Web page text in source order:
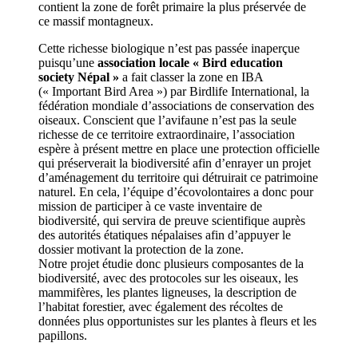
contient la zone de forêt primaire la plus préservée de
ce massif montagneux.
Cette richesse biologique n’est pas passée inaperçue
puisqu’une association locale « Bird education
society Népal » a fait classer la zone en IBA
(« Important Bird Area ») par Birdlife International, la
fédération mondiale d’associations de conservation des
oiseaux. Conscient que l’avifaune n’est pas la seule
richesse de ce territoire extraordinaire, l’association
espère à présent mettre en place une protection officielle
qui préserverait la biodiversité afin d’enrayer un projet
d’aménagement du territoire qui détruirait ce patrimoine
naturel. En cela, l’équipe d’écovolontaires a donc pour
mission de participer à ce vaste inventaire de
biodiversité, qui servira de preuve scientifique auprès
des autorités étatiques népalaises afin d’appuyer le
dossier motivant la protection de la zone.
Notre projet étudie donc plusieurs composantes de la
biodiversité, avec des protocoles sur les oiseaux, les
mammifères, les plantes ligneuses, la description de
l’habitat forestier, avec également des récoltes de
données plus opportunistes sur les plantes à fleurs et les
papillons.